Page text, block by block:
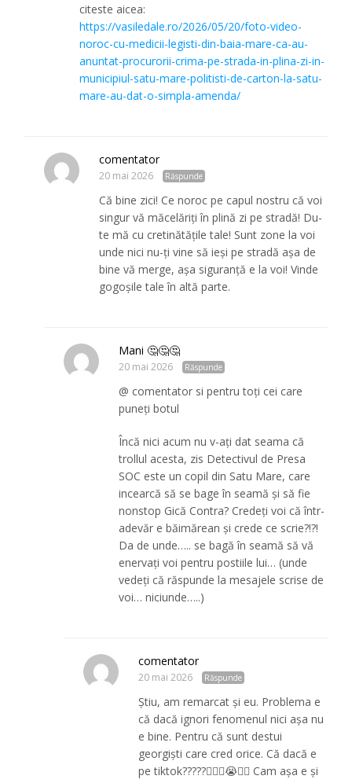
citeste aicea:
https://vasiledale.ro/2026/05/20/foto-video-
noroc-cu-medicii-legisti-din-baia-mare-ca-au-
anuntat-procurorii-crima-pe-strada-in-plina-zi-in-
municipiul-satu-mare-politisti-de-carton-la-satu-
mare-au-dat-o-simpla-amenda/
comentator
20 mai 2026 Răspunde
Că bine zici! Ce noroc pe capul nostru că voi
singur vă măcelăriți în plină zi pe stradă! Du-
te mă cu cretinătățile tale! Sunt zone la voi
unde nici nu-ți vine să ieși pe stradă așa de
bine vă merge, așa siguranță e la voi! Vinde
gogoșile tale în altă parte.
Mani 🤔🤔🤔
20 mai 2026 Răspunde
@ comentator si pentru toți cei care
puneți botul
Încă nici acum nu v-ați dat seama că
trollul acesta, zis Detectivul de Presa
SOC este un copil din Satu Mare, care
incearcă să se bage în seamă și să fie
nonstop Gică Contra? Credeți voi că într-
adevăr e băimărean și crede ce scrie?!?!
Da de unde….. se bagă în seamă să vă
enervați voi pentru postiile lui… (unde
vedeți că răspunde la mesajele scrise de
voi… niciunde…..)
comentator
20 mai 2026 Răspunde
Știu, am remarcat și eu. Problema e
că dacă ignori fenomenul nici așa nu
e bine. Pentru că sunt destui
georgiști care cred orice. Că dacă e
pe tiktok?????😵‍💫🤮😭🤢💩 Cam așa e și